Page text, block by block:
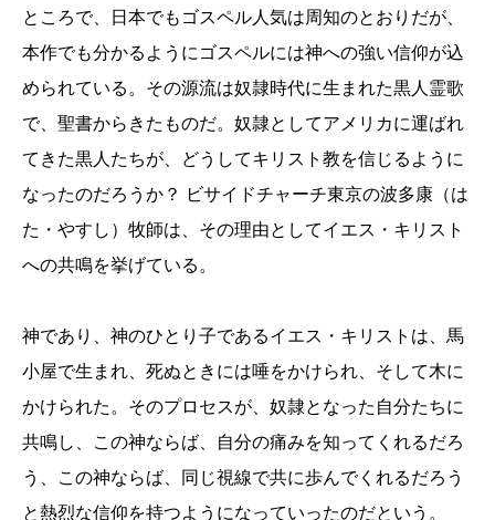
ところで、日本でもゴスペル人気は周知のとおりだが、
本作でも分かるようにゴスペルには神への強い信仰が込
められている。その源流は奴隷時代に生まれた黒人霊歌
で、聖書からきたものだ。奴隷としてアメリカに運ばれ
てきた黒人たちが、どうしてキリスト教を信じるように
なったのだろうか？ ビサイドチャーチ東京の波多康（は
た・やすし）牧師は、その理由としてイエス・キリスト
への共鳴を挙げている。
神であり、神のひとり子であるイエス・キリストは、馬
小屋で生まれ、死ぬときには唾をかけられ、そして木に
かけられた。そのプロセスが、奴隷となった自分たちに
共鳴し、この神ならば、自分の痛みを知ってくれるだろ
う、この神ならば、同じ視線で共に歩んでくれるだろう
と熱烈な信仰を持つようになっていったのだという。